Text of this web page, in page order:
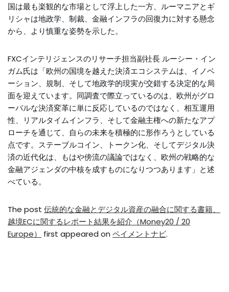
国は最も楽観的な市場として浮上した一方、ルーマニアとギ
リシャは地政学、制裁、金融インフラの回復力に対する懸念
から、より慎重な姿勢を示した。
FXCインテリジェンスのリサーチ担当副社長 ルーシー・イン
ガム氏は「欧州の国境を越えた決済エコシステムは、イノベ
ーション、規制、そして地政学的現実が交錯する決定的な局
面を迎えています。同調査で際立っているのは、欧州がグロ
ーバルな決済変革に単に反応しているのではなく、相互運用
性、リアルタイムインフラ、そして金融主権への新たなアプ
ローチを通じて、自らの未来を積極的に形作ろうとしている
点です。ステーブルコイン、トークン化、そしてデジタル決
済の近代化は、もはや傍流の議論ではなく、欧州の戦略的な
金融アジェンダの中核を成すものになりつつあります」と述
べている。
The post 伝統的な金融とデジタル資産の融合に関する書籍、
越境ECに関するレポート結果を紹介（Money20 / 20
Europe）
first appeared on ペイメントナビ.